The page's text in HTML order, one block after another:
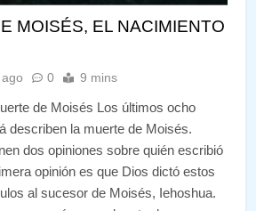
MOISÉS, EL NACIMIENTO
0 9 mins
de Moisés Los últimos ocho
describen la muerte de Moisés.
dos opiniones sobre quién escribió
opinión es que Dios dictó estos
al sucesor de Moisés, Iehoshua.